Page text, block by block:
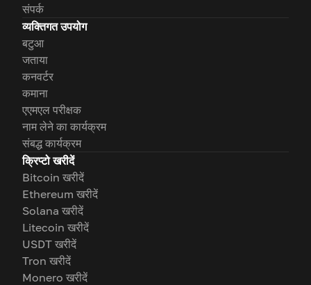
संपर्क
व्यक्तिगत उपयोग
बटुआ
जताया
कनवर्टर
कमाना
एएमएल परीक्षक
नाम लेने का कार्यक्रम
संबद्ध कार्यक्रम
क्रिप्टो खरीदें
Bitcoin खरीदें
Ethereum खरीदें
Solana खरीदें
Litecoin खरीदें
USDT खरीदें
Tron खरीदें
Monero खरीदें